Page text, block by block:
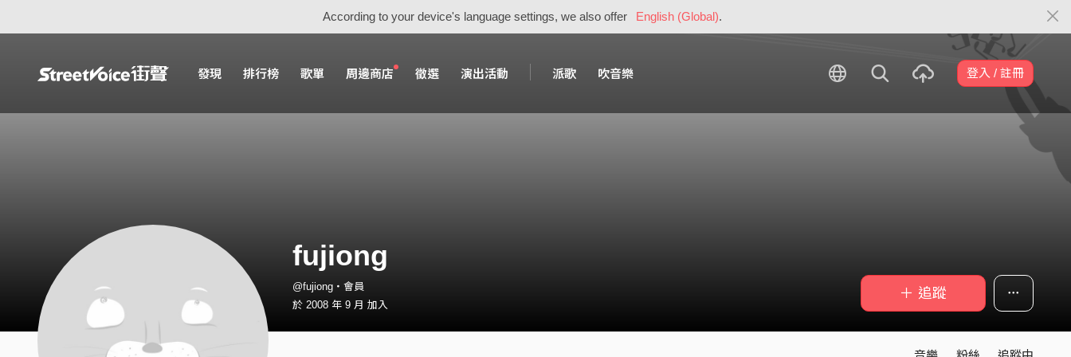
According to your device's language settings, we also offer English (Global).
發現 排行榜 歌單 周邊商店 徵選 演出活動 派歌 吹音樂 登入 / 註冊
fujiong
@fujiong・會員
於 2008 年 9 月 加入
＋ 追蹤